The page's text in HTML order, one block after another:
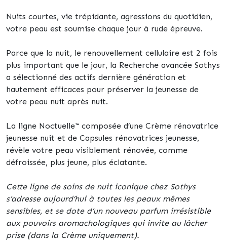
Nuits courtes, vie trépidante, agressions du quotidien,
votre peau est soumise chaque jour à rude épreuve.
Parce que la nuit, le renouvellement cellulaire est 2 fois
plus important que le jour, la Recherche avancée Sothys
a sélectionné des actifs dernière génération et
hautement efficaces pour préserver la jeunesse de
votre peau nuit après nuit.
La ligne Noctuelle™ composée d’une Crème rénovatrice
jeunesse nuit et de Capsules rénovatrices jeunesse,
révèle votre peau visiblement rénovée, comme
défroissée, plus jeune, plus éclatante.
Cette ligne de soins de nuit iconique chez Sothys
s’adresse aujourd’hui à toutes les peaux mêmes
sensibles, et se dote d’un nouveau parfum irrésistible
aux pouvoirs aromachologiques qui invite au lâcher
prise (dans la Crème uniquement).